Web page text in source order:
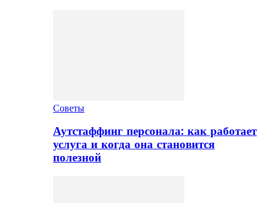
Советы
Аутстаффинг персонала: как работает
услуга и когда она становится
полезной